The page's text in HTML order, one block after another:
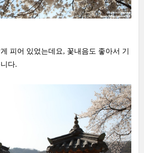
피어 있었는데요, 꽃내음도 좋아서 기
다.